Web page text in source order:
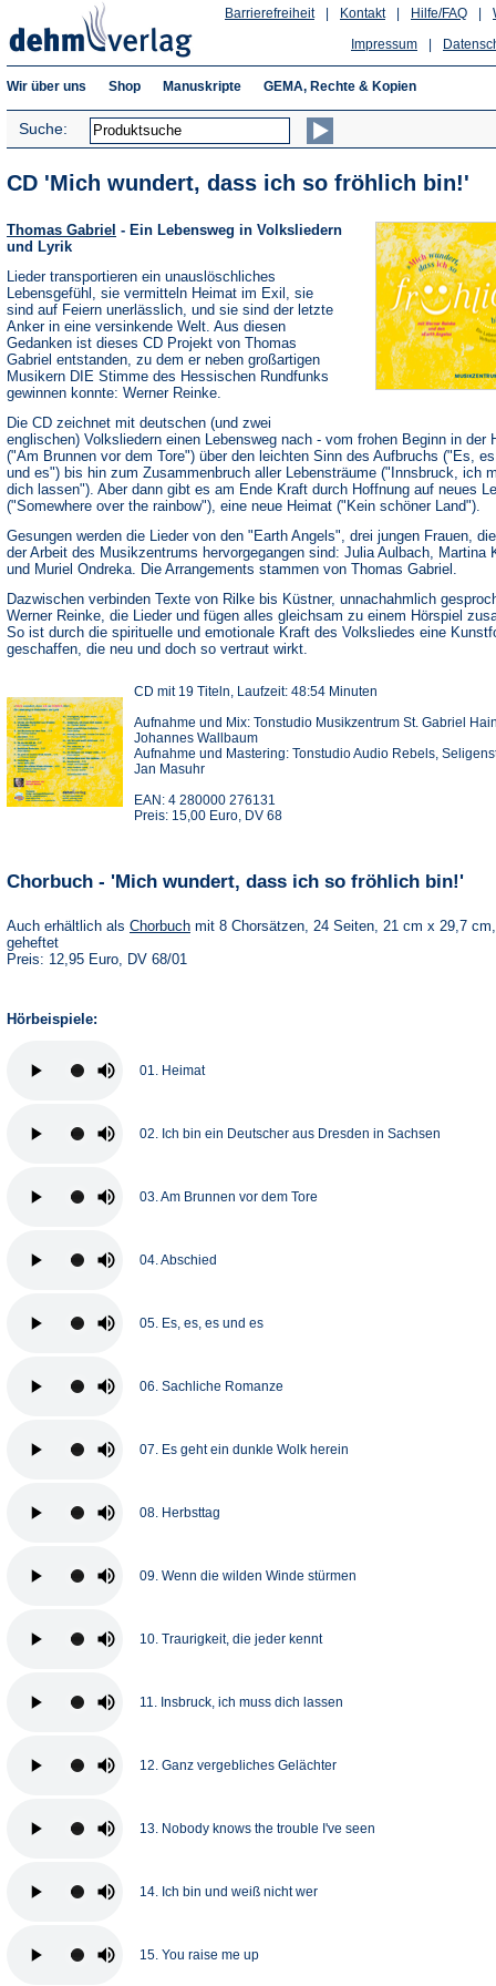
Hilfe/FAQ
Kontakt
Barrierefreiheit
Impressum
Wir über uns Shop Manuskripte GEMA, Rechte & Kopien
Suche:
CD 'Mich wundert, dass ich so fröhlich bin!'
Thomas Gabriel - Ein Lebensweg in Volksliedern
und Lyrik
Lieder transportieren ein unauslöschliches
Lebensgefühl, sie vermitteln Heimat im Exil, sie
sind auf Feiern unerlässlich, und sie sind der letzte
Anker in eine versinkende Welt. Aus diesen
Gedanken ist dieses CD Projekt von Thomas
Gabriel entstanden, zu dem er neben großartigen
Musikern DIE Stimme des Hessischen Rundfunks
gewinnen konnte: Werner Reinke.
Die CD zeichnet mit deutschen (und zwei
englischen) Volksliedern einen Lebensweg nach - vom frohen Beginn in der
("Am Brunnen vor dem Tore") über den leichten Sinn des Aufbruchs ("Es,
und es") bis hin zum Zusammenbruch aller Lebensträume ("Innsbruck, ich
dich lassen"). Aber dann gibt es am Ende Kraft durch Hoffnung auf neues
("Somewhere over the rainbow"), eine neue Heimat ("Kein schöner Land").
Gesungen werden die Lieder von den "Earth Angels", drei jungen Frauen,
der Arbeit des Musikzentrums hervorgegangen sind: Julia Aulbach, Martina
und Muriel Ondreka. Die Arrangements stammen von Thomas Gabriel.
Dazwischen verbinden Texte von Rilke bis Küstner, unnachahmlich
Werner Reinke, die Lieder und fügen alles gleichsam zu einem Hörspiel
So ist durch die spirituelle und emotionale Kraft des Volksliedes eine
geschaffen, die neu und doch so vertraut wirkt.
(Öffnet
in
einem
neuen
Tab)
CD mit 19 Titeln, Laufzeit: 48:54 Minuten
Aufnahme und Mix: Tonstudio Musikzentrum St. Gabriel
Johannes Wallbaum
Aufnahme und Mastering: Tonstudio Audio Rebels,
Jan Masuhr
EAN: 4 280000 276131
Preis: 15,00 Euro, DV 68
Chorbuch - 'Mich wundert, dass ich so fröhlich bin!'
Auch erhältlich als Chorbuch mit 8 Chorsätzen, 24 Seiten, 21 cm x 29,7 cm,
geheftet
Preis: 12,95 Euro, DV 68/01
Hörbeispiele:
01. Heimat
02. Ich bin ein Deutscher aus Dresden in Sachsen
03. Am Brunnen vor dem Tore
04. Abschied
05. Es, es, es und es
06. Sachliche Romanze
07. Es geht ein dunkle Wolk herein
08. Herbsttag
09. Wenn die wilden Winde stürmen
10. Traurigkeit, die jeder kennt
11. Insbruck, ich muss dich lassen
12. Ganz vergebliches Gelächter
13. Nobody knows the trouble I've seen
14. Ich bin und weiß nicht wer
15. You raise me up